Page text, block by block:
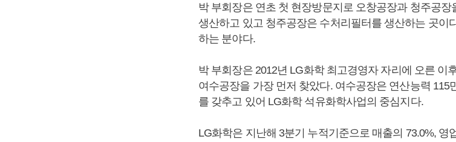
박 부회장은 연초 첫 현장방문지로 오창공장과 청주공
생산하고 있고 청주공장은 수처리필터를 생산하는 곳이
하는 분야다.
박 부회장은 2012년 LG화학 최고경영자 자리에 오른 이
여수공장을 가장 먼저 찾았다. 여수공장은 연산능력 115
를 갖추고 있어 LG화학 석유화학사업의 중심지다.
LG화학은 지난해 3분기 누적기준으로 매출의 73.0%, 영